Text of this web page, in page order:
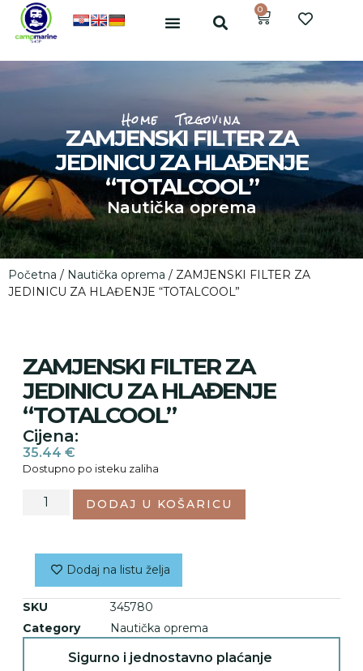
0
Home Trgovina
ZAMJENSKI FILTER ZA
JEDINICU ZA HLAĐENJE
“TOTALCOOL”
Nautička oprema
Početna / Nautička oprema / ZAMJENSKI FILTER ZA
JEDINICU ZA HLAĐENJE “TOTALCOOL”
ZAMJENSKI FILTER ZA
JEDINICU ZA HLAĐENJE
“TOTALCOOL”
Cijena:
35.44 €
Dostupno po isteku zaliha
DODAJ U KOŠARICU
Dodaj na listu želja
SKU
345780
Category
Nautička oprema
Sigurno i jednostavno plaćanje